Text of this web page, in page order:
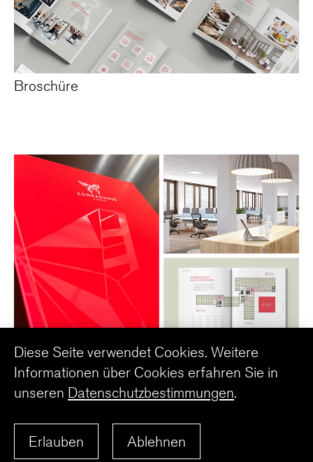
Broschüre
Corporate Design
ZURÜCK ZUR ÜBERSICHT
Erlauben Ablehnen
Diese Seite verwendet Cookies. Weitere
Informationen über Cookies erfahren Sie in
unseren Datenschutzbestimmungen.